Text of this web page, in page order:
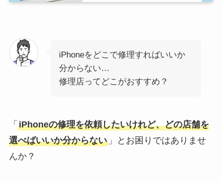
iPhoneをどこで修理すればいいか
分からない…
修理店ってどこがおすすめ？
「 iPhoneの修理を依頼したいけれど、どの店舗を
選べばいいか分からない」とお困りではありませ
んか？